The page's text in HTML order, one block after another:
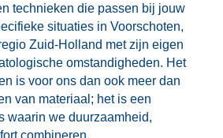
technieken die passen bij jouw
situaties in Voorschoten,
Zuid-Holland met zijn eigen
omstandigheden.​ Het
is voor ons dan ook meer dan
van materiaal; het is een
waarin we duurzaamheid,
combineren.​